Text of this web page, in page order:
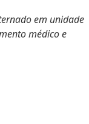
em unidade
médico e